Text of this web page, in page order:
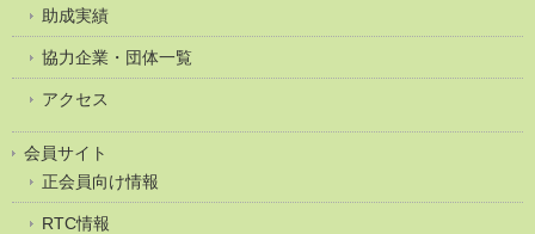
助成実績
協力企業・団体一覧
アクセス
会員サイト
正会員向け情報
RTC情報